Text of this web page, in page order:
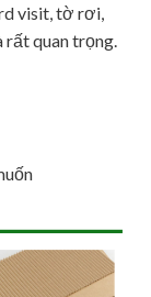
visit, tờ rơi,
rất quan trọng.